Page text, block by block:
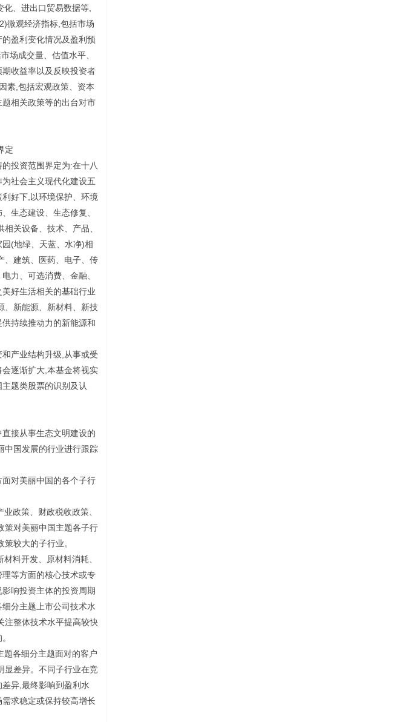
、进出口贸易数据等,
微观经济指标,包括市场
盈利变化情况及盈利预
场成交量、估值水平、
收益率以及反映投资者
素,包括宏观政策、资本
相关政策等的出台对市
定
投资范围界定为:在十八
社会主义现代化建设五
好下,以环境保护、环境
生态建设、生态修复、
关设备、技术、产品、
(地绿、天蓝、水净)相
、建筑、医药、电子、传
力、可选消费、金融、
好生活相关的基础行业
、新能源、新材料、新技
持续推动力的新能源和
产业结构升级,从事或受
逐渐扩大,本基金将视实
题类股票的识别及认
接从事生态文明建设的
中国发展的行业进行跟踪
对美丽中国的各个子行
政策、财政税收政策、
策对美丽中国主题各子行
较大的子行业。
料开发、原材料消耗、
等方面的核心技术或专
响投资主体的投资周期
分主题上市公司技术水
注整体技术水平提高较快
题各细分主题面对的客户
显差异。不同子行业在竞
异,最终影响到盈利水
求稳定或保持较高增长